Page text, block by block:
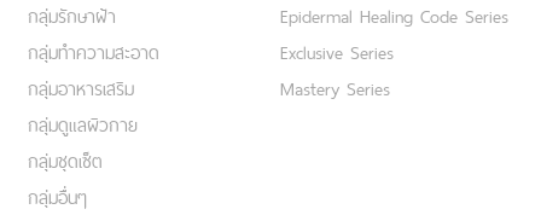
กลุ่มรักษาฝ้า
กลุ่มทำความสะอาด
กลุ่มอาหารเสริม
กลุ่มดูแลผิวกาย
กลุ่มชุดเซ็ต
กลุ่มอื่นๆ
Epidermal Healing Code Series
Exclusive Series
Mastery Series